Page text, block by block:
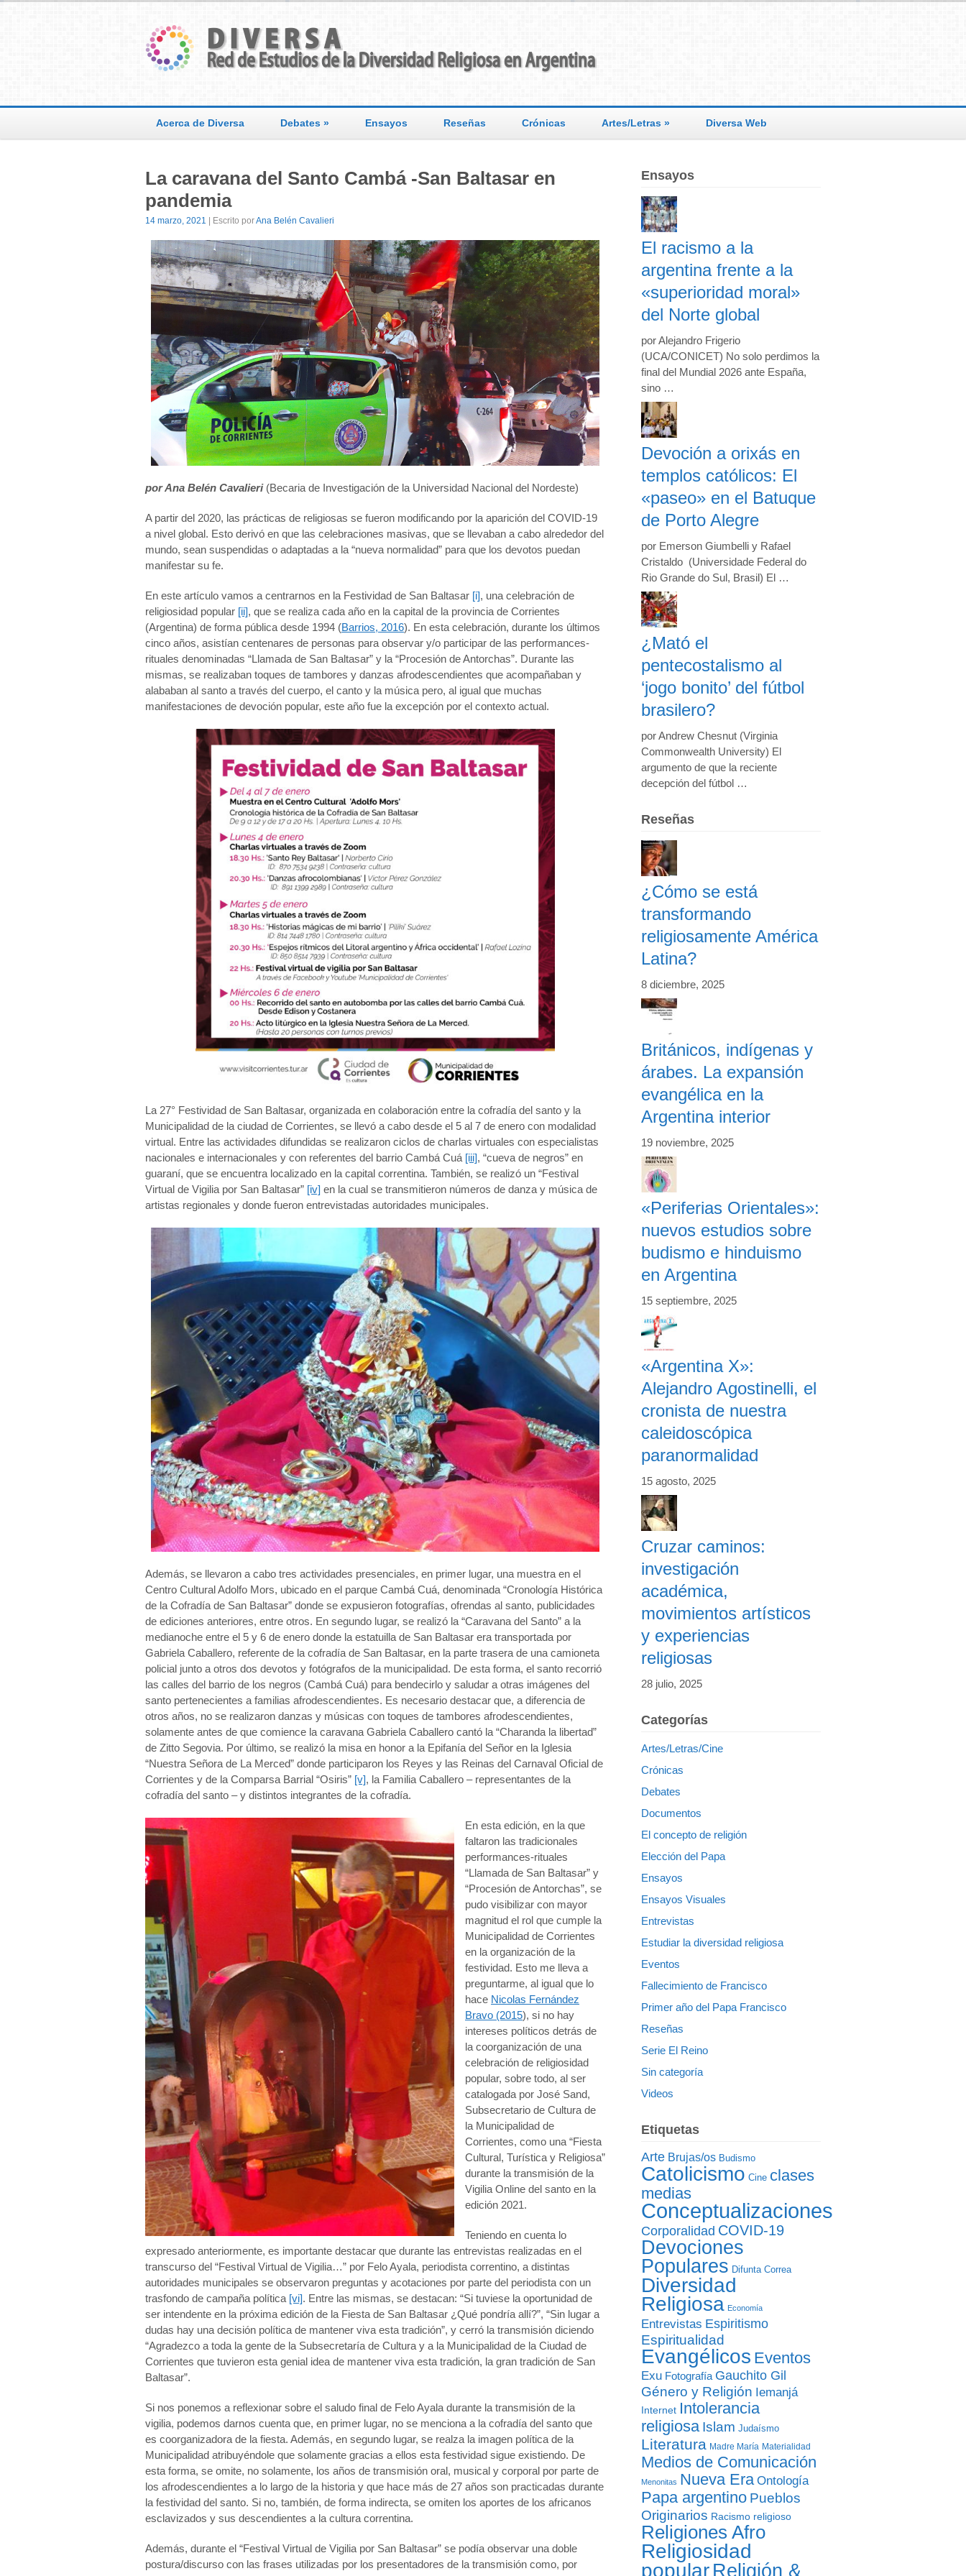
Acerca de Diversa Debates » Ensayos Reseñas Crónicas Artes/Letras » Diversa Web
La caravana del Santo Cambá -San Baltasar en
pandemia
14 marzo, 2021 | Escrito porAna Belén Cavalieri
por Ana Belén Cavalieri(Becaria de Investigación de la Universidad Nacional del Nordeste)
A partir del 2020, las prácticas de religiosas se fueron modificando por la aparición del COVID-19
a nivel global. Esto derivó en que las celebraciones masivas, que se llevaban a cabo alrededor del
mundo, sean suspendidas o adaptadas a la “nueva normalidad” para que los devotos puedan
manifestar su fe.
En este artículo vamos a centrarnos en la Festividad de San Baltasar [i], una celebración de
religiosidad popular [ii], que se realiza cada año en la capital de la provincia de Corrientes
(Argentina) de forma pública desde 1994 (Barrios, 2016). En esta celebración, durante los últimos
cinco años, asistían centenares de personas para observar y/o participar de las performances-
rituales denominadas “Llamada de San Baltasar” y la “Procesión de Antorchas”. Durante las
mismas, se realizaban toques de tambores y danzas afrodescendientes que acompañaban y
alababan al santo a través del cuerpo, el canto y la música pero, al igual que muchas
manifestaciones de devoción popular, este año fue la excepción por el contexto actual.
La 27° Festividad de San Baltasar, organizada en colaboración entre la cofradía del santo y la
Municipalidad de la ciudad de Corrientes, se llevó a cabo desde el 5 al 7 de enero con modalidad
virtual. Entre las actividades difundidas se realizaron ciclos de charlas virtuales con especialistas
nacionales e internacionales y con referentes del barrio Cambá Cuá [iii], “cueva de negros” en
guaraní, que se encuentra localizado en la capital correntina. También, se realizó un “Festival
Virtual de Vigilia por San Baltasar” [iv] en la cual se transmitieron números de danza y música de
artistas regionales y donde fueron entrevistadas autoridades municipales.
Además, se llevaron a cabo tres actividades presenciales, en primer lugar, una muestra en el
Centro Cultural Adolfo Mors, ubicado en el parque Cambá Cuá, denominada “Cronología Histórica
de la Cofradía de San Baltasar” donde se expusieron fotografías, ofrendas al santo, publicidades
de ediciones anteriores, entre otros. En segundo lugar, se realizó la “Caravana del Santo” a la
medianoche entre el 5 y 6 de enero donde la estatuilla de San Baltasar era transportada por
Gabriela Caballero, referente de la cofradía de San Baltasar, en la parte trasera de una camioneta
policial junto a otros dos devotos y fotógrafos de la municipalidad. De esta forma, el santo recorrió
las calles del barrio de los negros (Cambá Cuá) para bendecirlo y saludar a otras imágenes del
santo pertenecientes a familias afrodescendientes. Es necesario destacar que, a diferencia de
otros años, no se realizaron danzas y músicas con toques de tambores afrodescendientes,
solamente antes de que comience la caravana Gabriela Caballero cantó la “Charanda la libertad”
de Zitto Segovia. Por último, se realizó la misa en honor a la Epifanía del Señor en la Iglesia
“Nuestra Señora de La Merced” donde participaron los Reyes y las Reinas del Carnaval Oficial de
Corrientes y de la Comparsa Barrial “Osiris” [v], la Familia Caballero – representantes de la
cofradía del santo – y distintos integrantes de la cofradía.
En esta edición, en la que
faltaron las tradicionales
performances-rituales
“Llamada de San Baltasar” y
“Procesión de Antorchas”, se
pudo visibilizar con mayor
magnitud el rol que cumple la
Municipalidad de Corrientes
en la organización de la
festividad. Esto me lleva a
preguntarme, al igual que lo
hace Nicolas Fernández
Bravo (2015), si no hay
intereses políticos detrás de
la coorganización de una
celebración de religiosidad
popular, sobre todo, al ser
catalogada por José Sand,
Subsecretario de Cultura de
la Municipalidad de
Corrientes, como una “Fiesta
Cultural, Turística y Religiosa”
durante la transmisión de la
Vigilia Online del santo en la
edición 2021.
Teniendo en cuenta lo
expresado anteriormente, es importante destacar que durante las entrevistas realizadas en el
transcurso del “Festival Virtual de Vigilia…” por Felo Ayala, periodista correntino, a distintas
autoridades municipales se observaron preguntas y acotaciones por parte del periodista con un
trasfondo de campaña política [vi]. Entre las mismas, se destacan: “Si tuviese la oportunidad de
ser intendente en la próxima edición de la Fiesta de San Baltasar ¿Qué pondría allí?”, “Sin lugar a
dudas hay una decisión política de mantener viva esta tradición”, y cerró la transmisión diciendo
“Agradezco a toda la gente de la Subsecretaría de Cultura y a la Municipalidad de la Ciudad de
Corrientes que tuvieron esta genial idea de mantener viva esta tradición, la gran tradición de San
Baltasar”.
Si nos ponemos a reflexionar sobre el saludo final de Felo Ayala durante la transmisión de la
vigilia, podemos darnos cuenta que, en primer lugar, no se menciona a la cofradía del santo que
es coorganizadora de la fiesta. Además, en segundo lugar, se realza la imagen política de la
Municipalidad atribuyéndole que solamente gracias a ellos esta festividad sigue existiendo. De
esta forma, se omite, no solamente, los años de transmisión oral, musical y corporal por parte de
los afrodescendientes a lo largo de la historia y que hace más de 27 años son practicadas durante
la festividad del santo. Si no, también, de forma indirecta, se omiten los aportes de los africanos
esclavizados y sus descendientes a la cultura correntina.
Además, durante el “Festival Virtual de Vigilia por San Baltasar” se podía observar una doble
postura/discurso con las frases utilizadas por los presentadores de la transmisión como, por
Ensayos
El racismo a la
argentina frente a la
«superioridad moral»
del Norte global
por Alejandro Frigerio
(UCA/CONICET) No solo perdimos la
final del Mundial 2026 ante España,
sino …
Devoción a orixás en
templos católicos: El
«paseo» en el Batuque
de Porto Alegre
por Emerson Giumbelli y Rafael
Cristaldo (Universidade Federal do
Rio Grande do Sul, Brasil) El …
¿Mató el
pentecostalismo al
‘jogo bonito’ del fútbol
brasilero?
por Andrew Chesnut (Virginia
Commonwealth University) El
argumento de que la reciente
decepción del fútbol …
Reseñas
¿Cómo se está
transformando
religiosamente América
Latina?
8 diciembre, 2025
Británicos, indígenas y
árabes. La expansión
evangélica en la
Argentina interior
19 noviembre, 2025
«Periferias Orientales»:
nuevos estudios sobre
budismo e hinduismo
en Argentina
15 septiembre, 2025
«Argentina X»:
Alejandro Agostinelli, el
cronista de nuestra
caleidoscópica
paranormalidad
15 agosto, 2025
Cruzar caminos:
investigación
académica,
movimientos artísticos
y experiencias
religiosas
28 julio, 2025
Categorías
Artes/Letras/Cine
Crónicas
Debates
Documentos
El concepto de religión
Elección del Papa
Ensayos
Ensayos Visuales
Entrevistas
Estudiar la diversidad religiosa
Eventos
Fallecimiento de Francisco
Primer año del Papa Francisco
Reseñas
Serie El Reino
Sin categoría
Videos
Etiquetas
Arte Brujas/os Budismo
Catolicismo Cine clases
medias
Conceptualizaciones
Corporalidad COVID-19
Devociones
Populares Difunta Correa
Diversidad
Religiosa Economía
Entrevistas Espiritismo
Espiritualidad
Evangélicos Eventos
Exu Fotografía Gauchito Gil
Género y Religión Iemanjá
Internet Intolerancia
religiosa Islam Judaísmo
Literatura Madre María Materialidad
Medios de Comunicación
Menonitas Nueva Era Ontología
Papa argentino Pueblos
Originarios Racismo religioso
Religiones Afro
Religiosidad
popular Religión &